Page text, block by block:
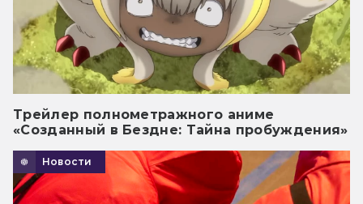
Трейлер полнометражного аниме
«Созданный в Бездне: Тайна пробуждения»
Новости